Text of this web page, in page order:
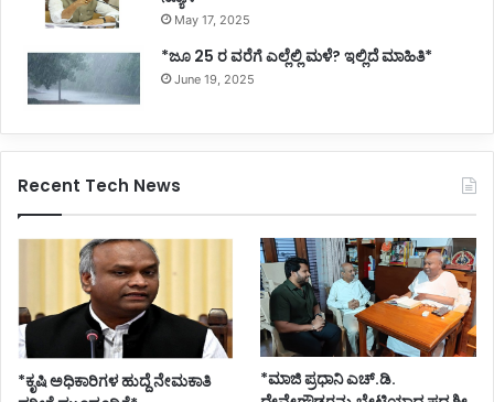
May 17, 2025
*ಜೂ 25 ರ ವರೆಗೆ ಎಲ್ಲೆಲ್ಲಿ ಮಳೆ? ಇಲ್ಲಿದೆ ಮಾಹಿತಿ*
June 19, 2025
Recent Tech News
*ಕೃಷಿ ಅಧಿಕಾರಿಗಳ ಹುದ್ದೆ ನೇಮಕಾತಿ
*ಮಾಜಿ ಪ್ರಧಾನಿ ಎಚ್.ಡಿ.